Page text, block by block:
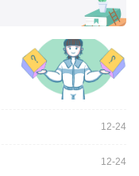
12-24
12-24